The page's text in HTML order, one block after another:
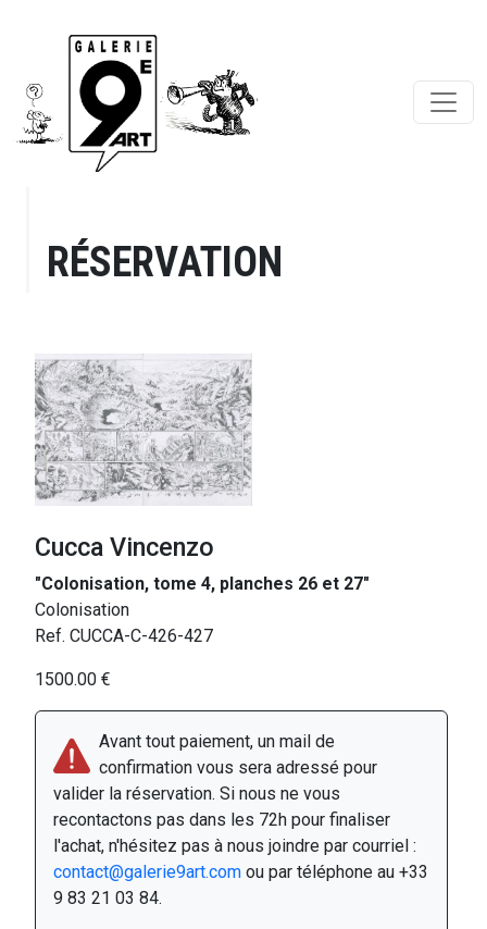
RÉSERVATION
Cucca Vincenzo
"Colonisation, tome 4, planches 26 et 27"
Colonisation
Ref. CUCCA-C-426-427
1500.00 €
Avant tout paiement, un mail de
confirmation vous sera adressé pour
valider la réservation. Si nous ne vous
recontactons pas dans les 72h pour finaliser
l'achat, n'hésitez pas à nous joindre par courriel :
contact@galerie9art.com ou par téléphone au +33
9 83 21 03 84.